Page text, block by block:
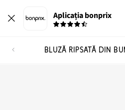
Aplicația bonprix
BLUZĂ RIPSATĂ DIN